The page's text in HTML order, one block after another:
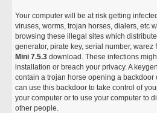
Your computer will be at risk getting
viruses, worms, trojan horses, dialers, etc
browsing these illegal sites which
generator, pirate key, serial number,
Mini 7.5.3 download. These infections
installation or breach your privacy. A
contain a trojan horse opening a backdoor
can use this backdoor to take control of
your computer or to use your computer to
other people.